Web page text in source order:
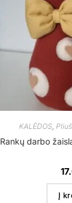
KALĖDOS,
Rankų darbo
Į